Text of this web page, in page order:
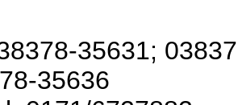
35631;
35636